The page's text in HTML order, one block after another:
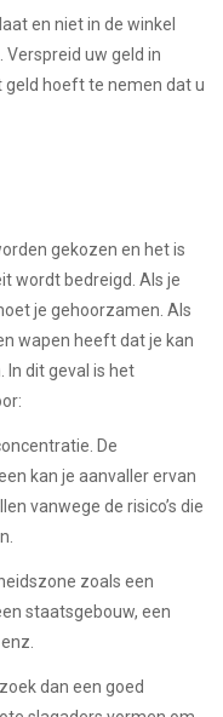
en niet in de winkel
uw geld in
geld hoeft te nemen dat u
gekozen en het is
wordt bedreigd. Als je
je gehoorzamen. Als
wapen heeft dat je kan
In dit geval is het
De
kan je aanvaller ervan
vanwege de risico’s die
zoals een
staatsgebouw, een
dan een goed